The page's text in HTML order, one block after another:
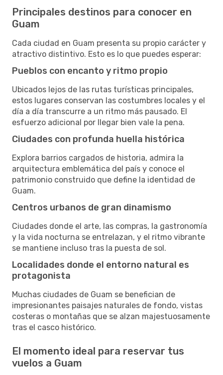
Principales destinos para conocer en
Guam
Cada ciudad en Guam presenta su propio carácter y
atractivo distintivo. Esto es lo que puedes esperar:
Pueblos con encanto y ritmo propio
Ubicados lejos de las rutas turísticas principales,
estos lugares conservan las costumbres locales y el
día a día transcurre a un ritmo más pausado. El
esfuerzo adicional por llegar bien vale la pena.
Ciudades con profunda huella histórica
Explora barrios cargados de historia, admira la
arquitectura emblemática del país y conoce el
patrimonio construido que define la identidad de
Guam.
Centros urbanos de gran dinamismo
Ciudades donde el arte, las compras, la gastronomía
y la vida nocturna se entrelazan, y el ritmo vibrante
se mantiene incluso tras la puesta de sol.
Localidades donde el entorno natural es
protagonista
Muchas ciudades de Guam se benefician de
impresionantes paisajes naturales de fondo, vistas
costeras o montañas que se alzan majestuosamente
tras el casco histórico.
El momento ideal para reservar tus
vuelos a Guam